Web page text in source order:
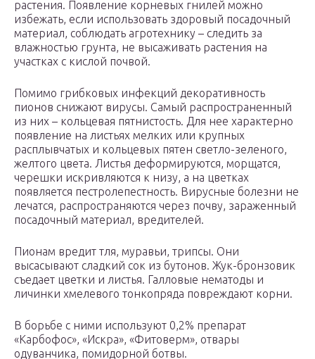
растения. Появление корневых гнилей можно
избежать, если использовать здоровый посадочный
материал, соблюдать агротехнику – следить за
влажностью грунта, не высаживать растения на
участках с кислой почвой.
Помимо грибковых инфекций декоративность
пионов снижают вирусы. Самый распространенный
из них – кольцевая пятнистость. Для нее характерно
появление на листьях мелких или крупных
расплывчатых и кольцевых пятен светло-зеленого,
желтого цвета. Листья деформируются, морщатся,
черешки искривляются к низу, а на цветках
появляется пестролепестность. Вирусные болезни не
лечатся, распространяются через почву, зараженный
посадочный материал, вредителей.
Пионам вредит тля, муравьи, трипсы. Они
высасывают сладкий сок из бутонов. Жук-бронзовик
съедает цветки и листья. Галловые нематоды и
личинки хмелевого тонкопряда повреждают корни.
В борьбе с ними используют 0,2% препарат
«Карбофос», «Искра», «Фитоверм», отвары
одуванчика, помидорной ботвы.